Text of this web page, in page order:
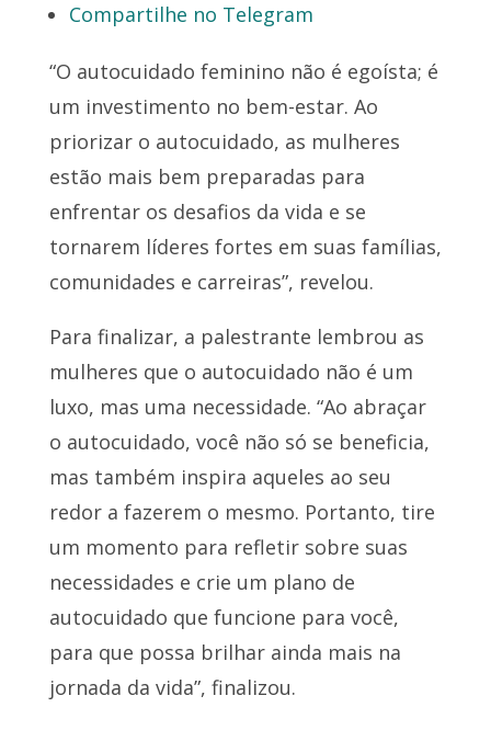
Compartilhe no Telegram
“O autocuidado feminino não é egoísta; é
um investimento no bem-estar. Ao
priorizar o autocuidado, as mulheres
estão mais bem preparadas para
enfrentar os desafios da vida e se
tornarem líderes fortes em suas famílias,
comunidades e carreiras”, revelou.
Para finalizar, a palestrante lembrou as
mulheres que o autocuidado não é um
luxo, mas uma necessidade. “Ao abraçar
o autocuidado, você não só se beneficia,
mas também inspira aqueles ao seu
redor a fazerem o mesmo. Portanto, tire
um momento para refletir sobre suas
necessidades e crie um plano de
autocuidado que funcione para você,
para que possa brilhar ainda mais na
jornada da vida”, finalizou.